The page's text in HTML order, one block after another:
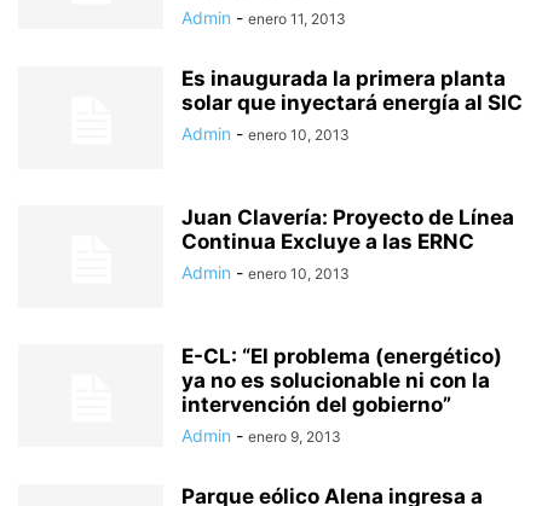
Admin - enero 11, 2013
Es inaugurada la primera planta
solar que inyectará energía al SIC
Admin - enero 10, 2013
Juan Clavería: Proyecto de Línea
Continua Excluye a las ERNC
Admin - enero 10, 2013
E-CL: “El problema (energético)
ya no es solucionable ni con la
intervención del gobierno”
Admin - enero 9, 2013
Parque eólico Alena ingresa a